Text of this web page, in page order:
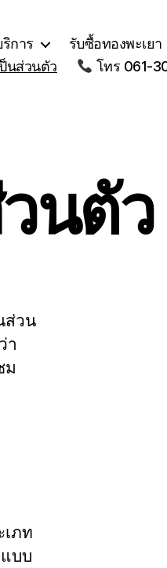
การ รับซื้อทองพะเยา
นส่วนตัว
โทร 061-
นตัว
ส่วน
า
ม
ภท
บบ